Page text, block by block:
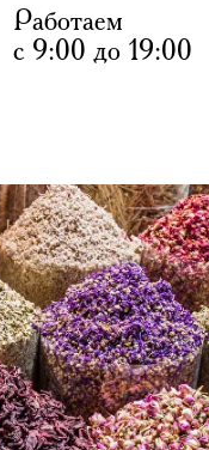
Работаем
с 9:00 до 19:00